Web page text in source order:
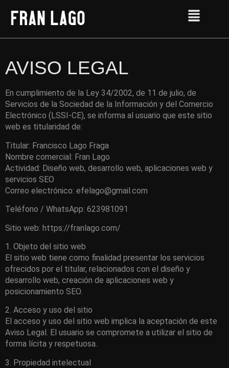
AVISO LEGAL
En cumplimiento de la Ley 34/2002, de 11 de julio, de
Servicios de la Sociedad de la Información y del Comercio
Electrónico (LSSI-CE), se informa al usuario que este sitio
web es titularidad de:
Titular: Francisco Lago Fraga
Nombre comercial: Fran Lago
Actividad: Diseño web, desarrollo web, aplicaciones web y
servicios SEO
Correo electrónico: efelago@gmail.com
Teléfono / WhatsApp: 623981091
Sitio web: https://franlago.com/
1. Objeto del sitio web
El sitio web tiene como finalidad presentar los servicios
ofrecidos por el titular, relacionados con el diseño y
desarrollo web, creación de aplicaciones web y
posicionamiento SEO.
2. Acceso y uso del sitio
El acceso y uso del sitio web implica la aceptación de este
Aviso Legal. El usuario se compromete a utilizar el sitio de
forma lícita y respetuosa.
3. Propiedad intelectual